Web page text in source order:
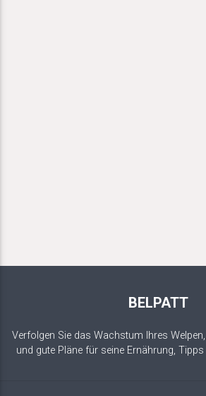
BELPATT
Verfolgen Sie das Wachstum Ihres
und gute Pläne für seine Ernährung,